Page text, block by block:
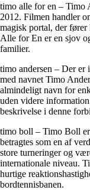
timo alle for en – Timo
2012. Filmen handler
magisk portal, der
Alle for En er en sjov
familier.
timo andersen – Der er
med navnet Timo
almindeligt navn for
uden videre
beskrivelse i denne
timo boll – Timo Boll
betragtes som en af
store turneringer og
internationale niveau.
hurtige
bordtennisbanen.